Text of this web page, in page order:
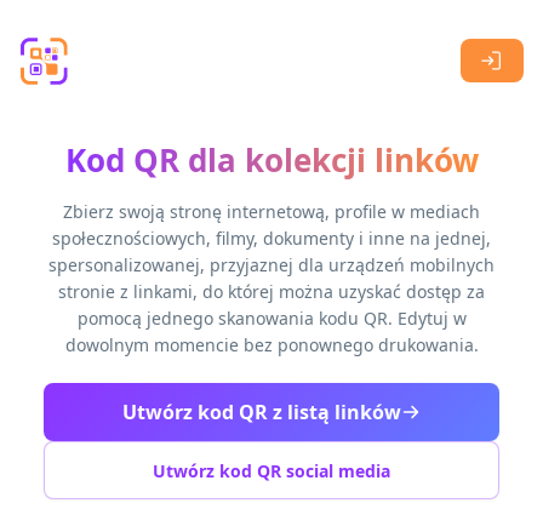
Kod QR dla kolekcji linków
Zbierz swoją stronę internetową, profile w mediach
społecznościowych, filmy, dokumenty i inne na jednej,
spersonalizowanej, przyjaznej dla urządzeń mobilnych
stronie z linkami, do której można uzyskać dostęp za
pomocą jednego skanowania kodu QR. Edytuj w
dowolnym momencie bez ponownego drukowania.
Utwórz kod QR z listą linków
Utwórz kod QR social media